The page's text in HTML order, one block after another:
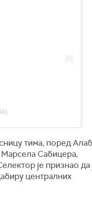
тима, поред
Сабицера,
је признао да
централних